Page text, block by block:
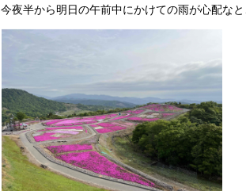
今夜半から明日の午前中にかけての雨が心配なと